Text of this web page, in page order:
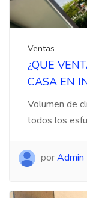
Ventas
¿QUE
CASA EN
Volumen de
todos los
porAdmin